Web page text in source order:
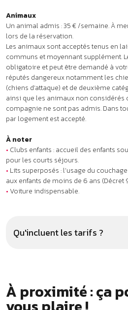
À noter
•Clubs enfants : accueil des enfants
pour les courts séjours.
•Lits superposés : l’usage du
aux enfants de moins de 6 ans (Décret
•Voiture indispensable.
Qu'incluent les tarifs ?
À proximité : ça
vous plaire !
.